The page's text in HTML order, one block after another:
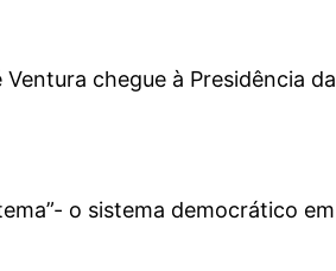
chegue à Presidência da
o sistema democrático em